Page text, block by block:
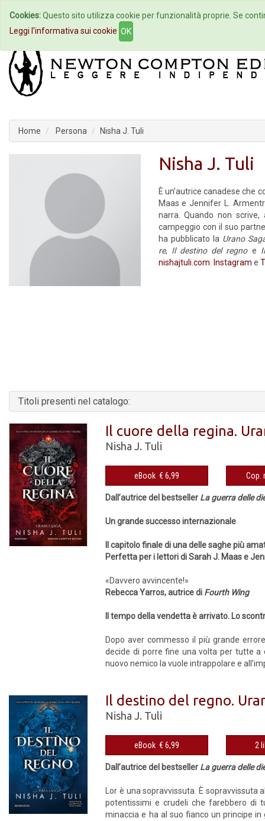
Home Autori Eventi
Home Persona Nisha J. Tuli
Nisha J. Tuli
È un’autrice canadese che
Maas e Jennifer L.
narra. Quando non
campeggio con il suo
ha pubblicato la Urano
re, Il destino del regno e
nishajtuli.com
Instagram e
Titoli presenti nel catalogo:
Il cuore della regina.
Nisha J. Tuli
eBook € 6,99
Dall’autrice del bestseller La guerra delle
Un grande successo internazionale
Il capitolo finale di una delle saghe più
Perfetta per i lettori di Sarah J. Maas e
«Davvero avvincente!»
Rebecca Yarros, autrice di Fourth Wing
Il tempo della vendetta è arrivato. Lo
Dopo aver commesso il più grande
decide di porre fine una volta per tutte
nuovo nemico la vuole intrappolare e
Il destino del regno.
Nisha J. Tuli
eBook € 6,99 2
Dall’autrice del bestseller La guerra delle
Lor è una sopravvissuta. È
potentissimi e crudeli che farebbero di
minaccia e ha al suo fianco un principe
Cookies:Questo sito utilizza cookie per funzionalità proprie. Se
Leggi l'informativa sui cookie OK